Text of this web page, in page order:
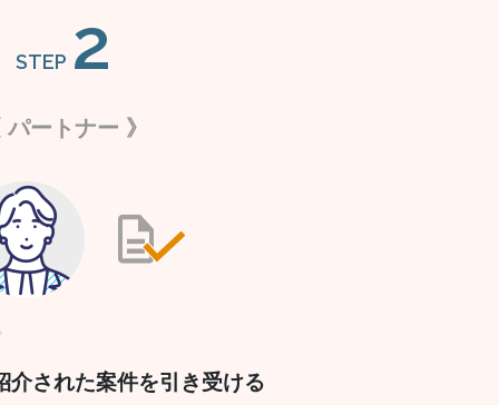
STEP 2
パートナー 》
介された案件を引き受ける